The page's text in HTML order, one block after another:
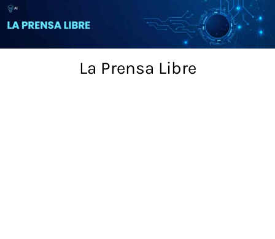
Skip
to
La Prensa Libre